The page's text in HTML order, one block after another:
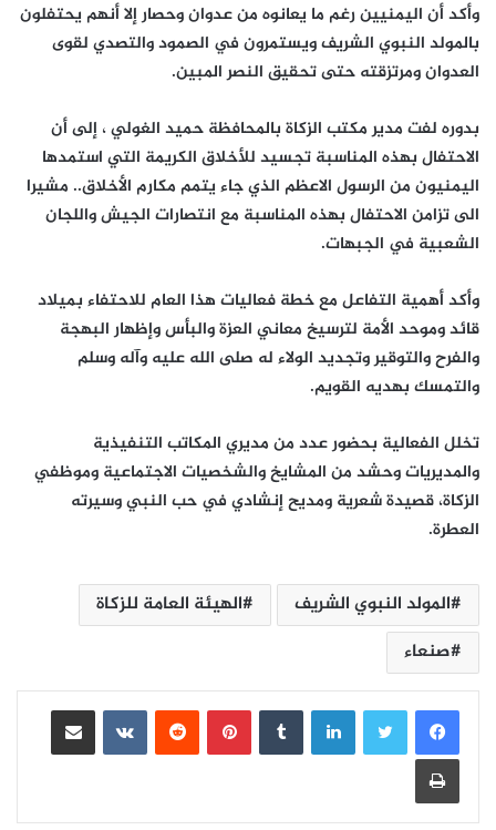
وأكد أن اليمنيين رغم ما يعانوه من عدوان وحصار إلا أنهم يحتفلون
بالمولد النبوي الشريف ويستمرون في الصمود والتصدي لقوى
العدوان ومرتزقته حتى تحقيق النصر المبين.
بدوره لفت مدير مكتب الزكاة بالمحافظة حميد الغولي ، إلى أن
الاحتفال بهذه المناسبة تجسيد للأخلاق الكريمة التي استمدها
اليمنيون من الرسول الاعظم الذي جاء يتمم مكارم الأخلاق.. مشيرا
الى تزامن الاحتفال بهذه المناسبة مع انتصارات الجيش واللجان
الشعبية في الجبهات.
وأكد أهمية التفاعل مع خطة فعاليات هذا العام للاحتفاء بميلاد
قائد وموحد الأمة لترسيخ معاني العزة والبأس وإظهار البهجة
والفرح والتوقير وتجديد الولاء له صلى الله عليه وآله وسلم
والتمسك بهديه القويم.
تخلل الفعالية بحضور عدد من مديري المكاتب التنفيذية
والمديريات وحشد من المشايخ والشخصيات الاجتماعية وموظفي
الزكاة، قصيدة شعرية ومديح إنشادي في حب النبي وسيرته
العطرة.
المولد النبوي الشريف
الهيئة العامة للزكاة
صنعاء
لينكدإن بينتيريست
مشاركة عبر البريد
طباعة